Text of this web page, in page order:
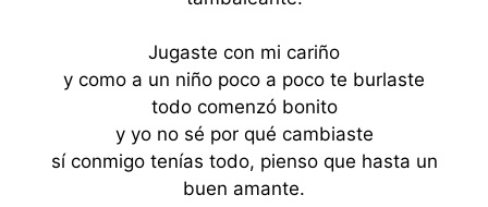
Jugaste con mi cariño
y como a un niño poco a poco te burlaste
todo comenzó bonito
y yo no sé por qué cambiaste
sí conmigo tenías todo, pienso que hasta un
buen amante.